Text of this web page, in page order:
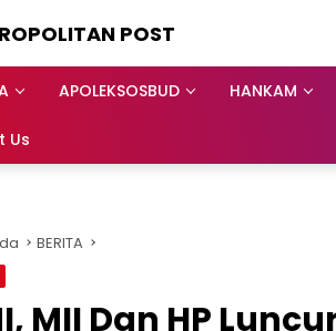
POST
APOLEKSOSBUD HANKAM
Us
BERITA
MII Dan HP